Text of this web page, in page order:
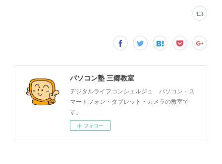
パソコン塾 三郷教室
デジタルライフコンシェルジュ パソコン・ス
マートフォン・タブレット・カメラの教室で
す。
フォロー